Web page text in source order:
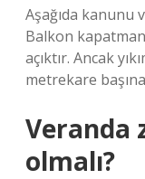
Aşağıda kanunu
Balkon
açıktır. Ancak
metrekare
Veranda
olmalı?